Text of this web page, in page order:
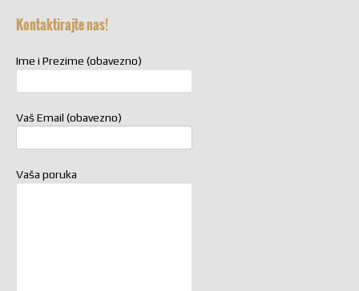
Kontaktirajte nas!
Ime i Prezime (obavezno)
Vaš Email (obavezno)
Vaša poruka